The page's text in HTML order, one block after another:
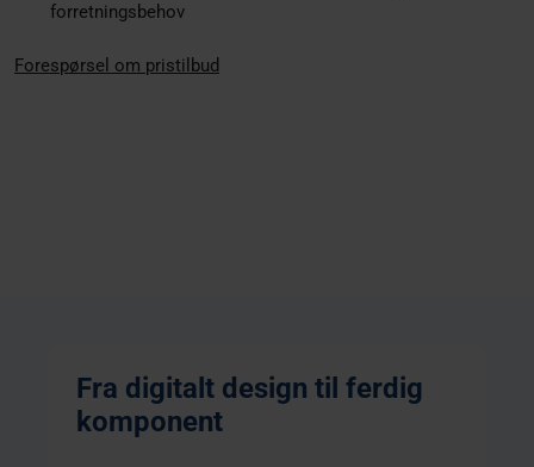
forretningsbehov
Forespørsel om pristilbud
Fra digitalt design til ferdig
komponent